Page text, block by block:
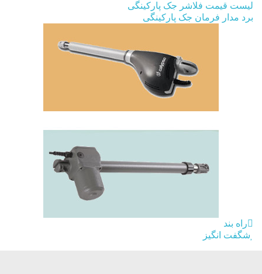
لیست قیمت فلاشر جک پارکینگی
برد مدار فرمان جک پارکینگی
راه بند
شگفت انگیز